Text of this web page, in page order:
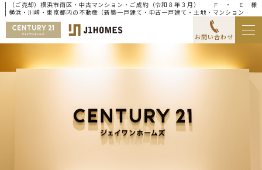
| （ご売却）横浜市南区・中古マンション・ご成約（令和８年３月） Ｆ ・ Ｅ 様
| 横浜・川崎・東京都内の不動産（新築一戸建て・中古一戸建て・土地・マンション）な
らセンチュリー21ジェイワンホームズ
お問い合わせ